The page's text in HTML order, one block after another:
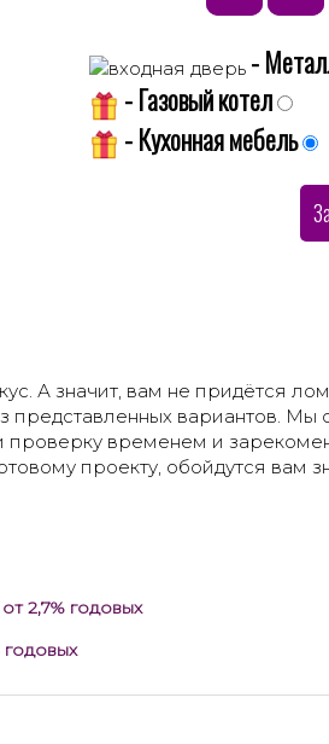
-
- Газовый котел
- Кухонная мебель
А значит, вам не придётся
вариантов. Мы
временем и
проекту, обойдутся вам
от 2,7% годовых
годовых